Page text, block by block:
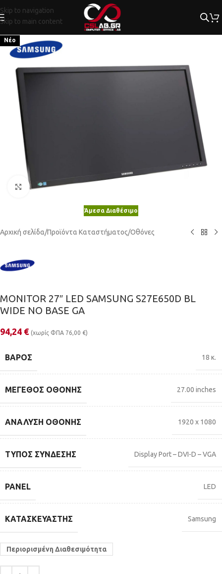
Skip to navigation
Skip to main content
Νέο
Κλικ για μεγέθυνση
Άμεσα Διαθέσιμο
Αρχική σελίδα/Προϊόντα Καταστήματος/Οθόνες
MONITOR 27″ LED SAMSUNG S27E650D BL
WIDE NO BASE GA
94,24 € (χωρίς ΦΠΑ 76,00 €)
ΒΆΡΟΣ 18 κ.
ΜΈΓΕΘΟΣ ΟΘΌΝΗΣ 27.00 inches
ΑΝΆΛΥΣΗ ΟΘΌΝΗΣ 1920 x 1080
ΤΎΠΟΣ ΣΎΝΔΕΣΗΣ Display Port – DVI-D – VGA
PANEL LED
ΚΑΤΑΣΚΕΥΑΣΤΉΣ Samsung
Περιορισμένη Διαθεσιμότητα